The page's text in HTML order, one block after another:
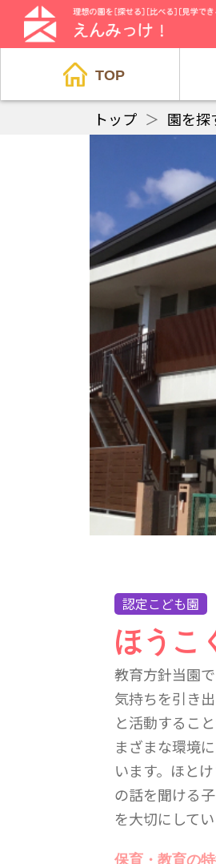
TOP
トップ ＞ 園を探
認定こども園
ほうこ
教育方針当園
気持ちを引き
と活動するこ
まざまな環境
います。ほと
の話を聞ける
を大切にしてい
保育・教育の